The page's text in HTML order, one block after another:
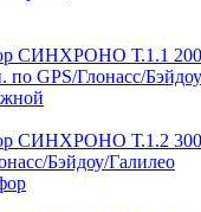
СИНХРОНО Т.1.1
по GPS/Глонасс/
СИНХРОНО Т.1.2
Бэйдоу/Галилео